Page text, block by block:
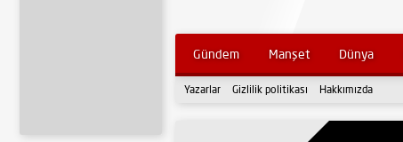
Gündem Manşet Dünya
Yazarlar Gizlilik politikası Hakkımızda